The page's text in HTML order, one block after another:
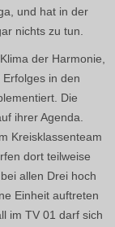
und hat in der
nichts zu tun.
der Harmonie,
in den
Die
ihrer Agenda.
Kreisklassenteam
dort teilweise
allen Drei hoch
Einheit auftreten
im TV 01 darf sich